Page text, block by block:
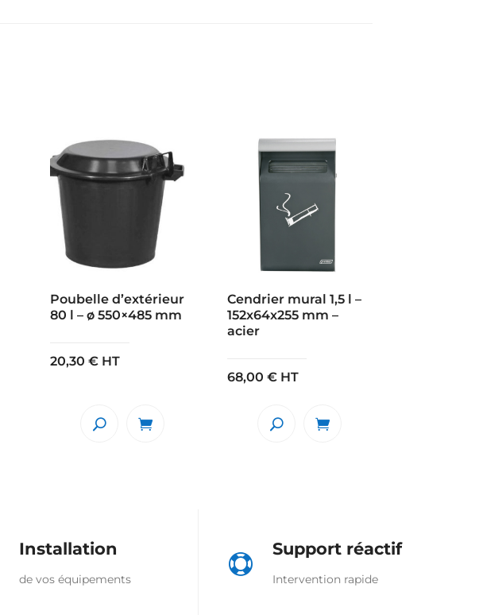
Poubelle d’extérieur
80 l – ø 550×485 mm
20,30 € HT
Cendrier mural 1,5 l –
152x64x255 mm –
acier
68,00 € HT
Installation
de vos équipements

Support réactif
Intervention rapide